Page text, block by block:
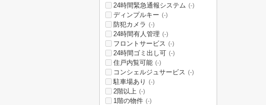
24時間緊急通報システム (-)
ディンプルキー (-)
防犯カメラ (-)
24時間有人管理 (-)
フロントサービス (-)
24時間ゴミ出し可 (-)
住戸内覧可能 (-)
コンシェルジュサービス (-)
駐車場あり (-)
2階以上 (-)
1階の物件 (-)